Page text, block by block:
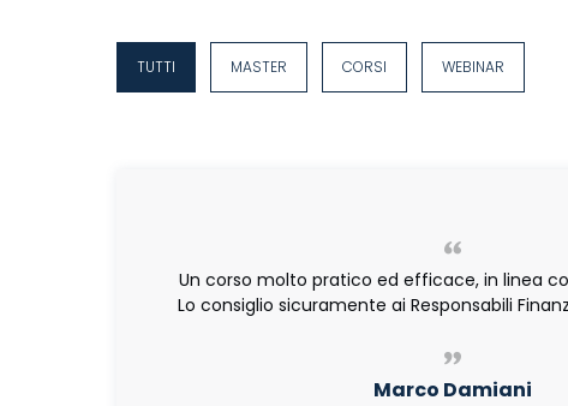
TUTTI MASTER CORSI WEBINAR
Un corso molto pratico ed efficace, in linea
Lo consiglio sicuramente ai Responsabili
Marco Damiani